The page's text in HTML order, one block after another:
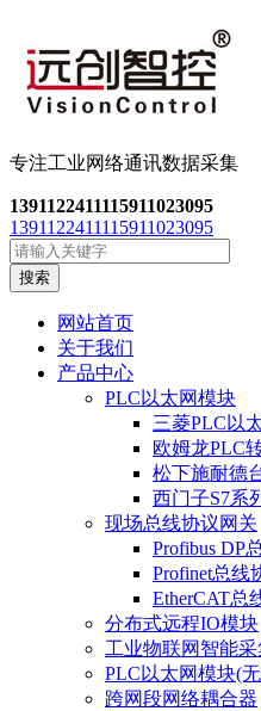
专注工业网络通讯数据采集
1391122411115911023095
1391122411115911023095
搜索
网站首页
关于我们
产品中心
PLC以太网模块
三菱PLC以
欧姆龙PLC
松下施耐德
西门子S7系
现场总线协议网关
Profibus DP
Profinet总线
EtherCAT总
分布式远程IO模块
工业物联网智能
PLC以太网模块(
跨网段网络耦合器